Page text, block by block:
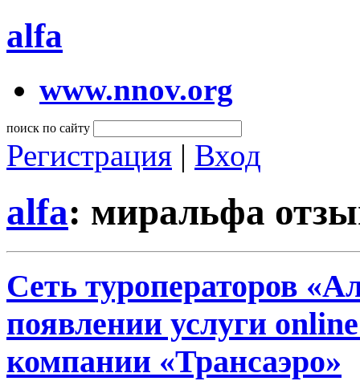
alfa
www.nnov.org
поиск по сайту
Регистрация | Вход
alfa: миральфа
Сеть туроператоров
появлении услуги
компании «Трансаэро»